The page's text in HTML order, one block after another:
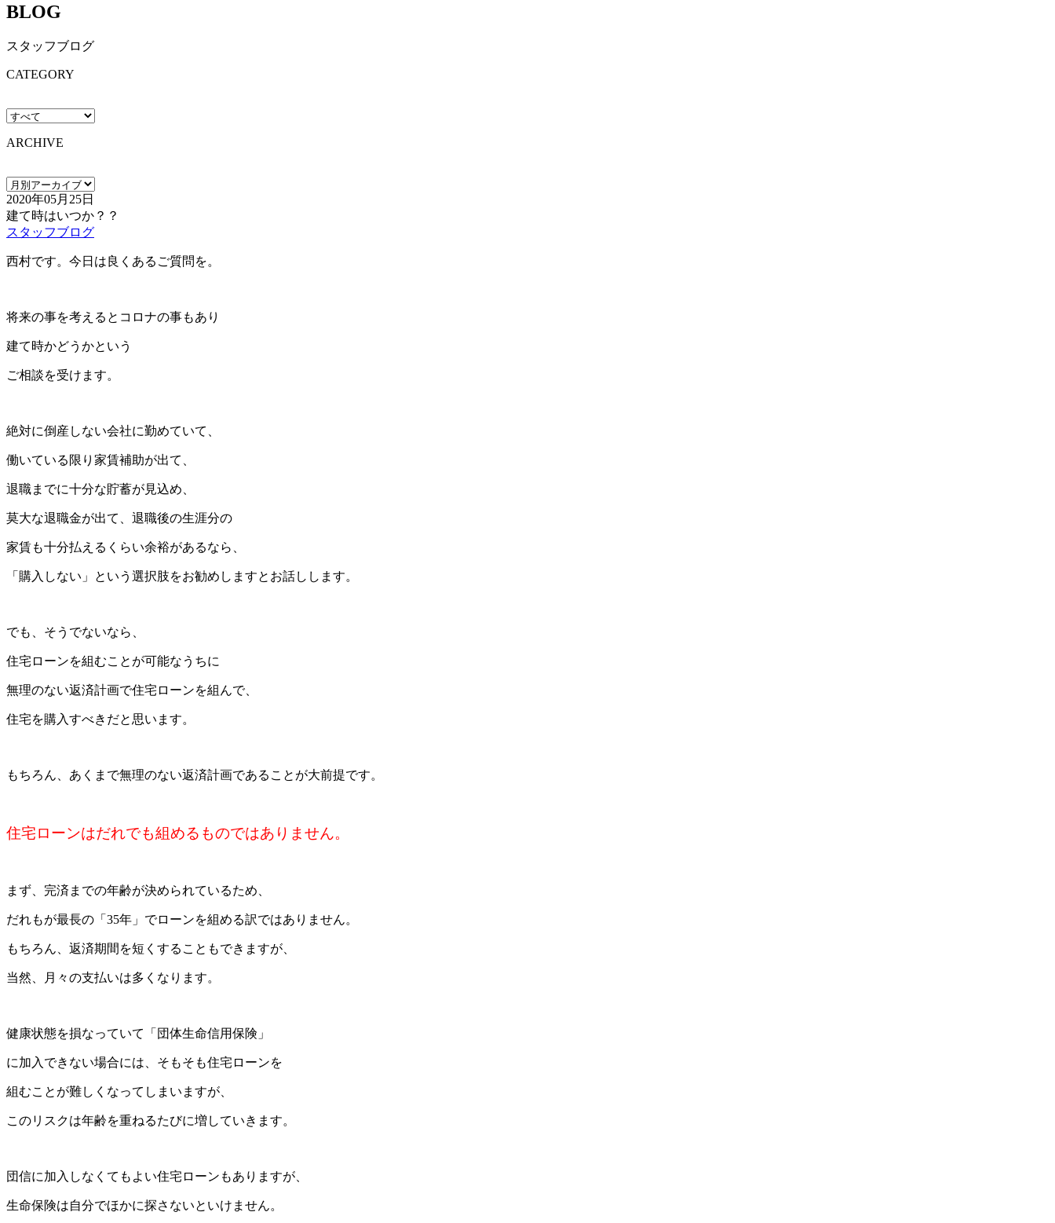
BLOG
スタッフブログ
CATEGORY
ARCHIVE
2020年05月25日
建て時はいつか？？
スタッフブログ
西村です。今日は良くあるご質問を。
将来の事を考えるとコロナの事もあり
建て時かどうかという
ご相談を受けます。
絶対に倒産しない会社に勤めていて、
働いている限り家賃補助が出て、
退職までに十分な貯蓄が見込め、
莫大な退職金が出て、退職後の生涯分の
家賃も十分払えるくらい余裕があるなら、
「購入しない」という選択肢をお勧めしますとお話しします。
でも、そうでないなら、
住宅ローンを組むことが可能なうちに
無理のない返済計画で住宅ローンを組んで、
住宅を購入すべきだと思います。
もちろん、あくまで無理のない返済計画であることが大前提です。
住宅ローンはだれでも組めるものではありません。
まず、完済までの年齢が決められているため、
だれもが最長の「35年」でローンを組める訳ではありません。
もちろん、返済期間を短くすることもできますが、
当然、月々の支払いは多くなります。
健康状態を損なっていて「団体生命信用保険」
に加入できない場合には、そもそも住宅ローンを
組むことが難しくなってしまいますが、
このリスクは年齢を重ねるたびに増していきます。
団信に加入しなくてもよい住宅ローンもありますが、
生命保険は自分でほかに探さないといけません。